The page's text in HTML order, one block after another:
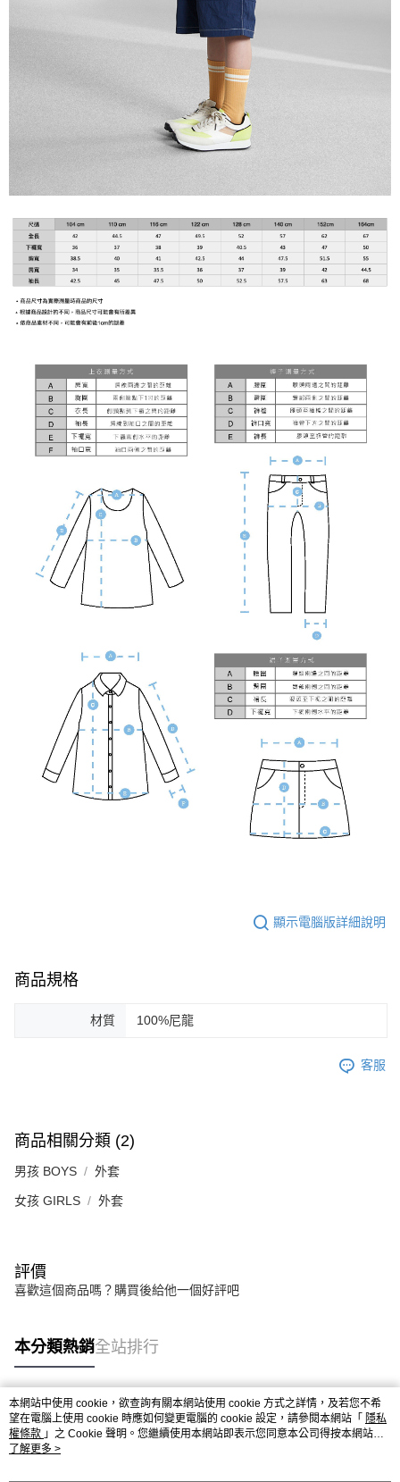
顯示電腦版詳細說明
商品規格
材質 100%尼龍
客服
商品相關分類 (2)
男孩 BOYS 外套
女孩 GIRLS 外套
評價
喜歡這個商品嗎？購買後給他一個好評吧
本分類熱銷全站排行
熱門標籤
本網站中使用 cookie，欲查詢有關本網站使用 cookie 方式之詳情，及若您不希
望在電腦上使用 cookie 時應如何變更電腦的 cookie 設定，請參閱本網站「 隱私
權條款 」之 Cookie 聲明。您繼續使用本網站即表示您同意本公司得按本網站使
用條款之 Cookie 聲明使用 cookie。
了解更多 >